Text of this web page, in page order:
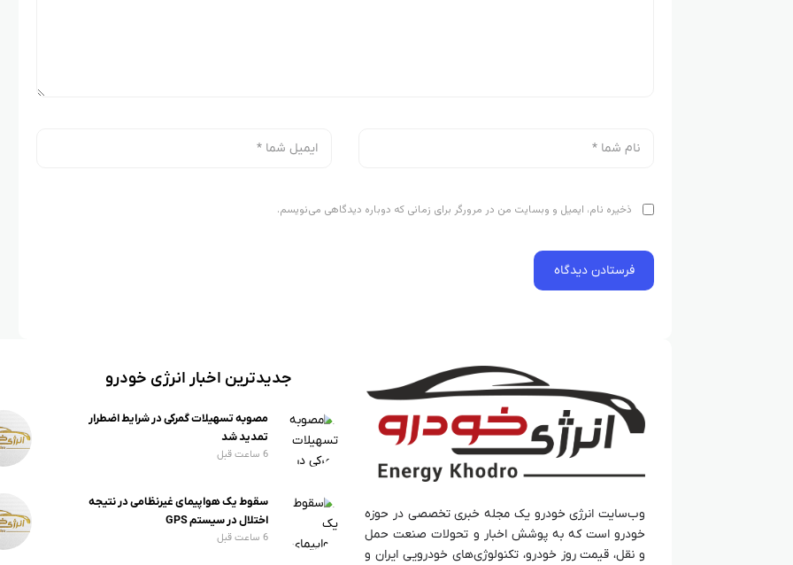
ذخیره نام، ایمیل و وبسایت من در مرورگر برای زمانی که دوباره دیدگاهی می‌نویسم.
وب‌سایت انرژی خودرو یک مجله خبری تخصصی در حوزه
خودرو است که به پوشش اخبار و تحولات صنعت حمل
و نقل، قیمت روز خودرو، تکنولوژی‌های خودرویی ایران و
جدیدترین اخبار انرژی خودرو
مصوبه تسهیلات گمرکی در شرایط اضطرار
تمدید شد
6 ساعت قبل
سقوط یک هواپیمای غیرنظامی در نتیجه
اختلال در سیستم‌ GPS
6 ساعت قبل